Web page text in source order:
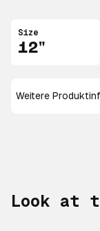
Size
12"
Weitere
Look at